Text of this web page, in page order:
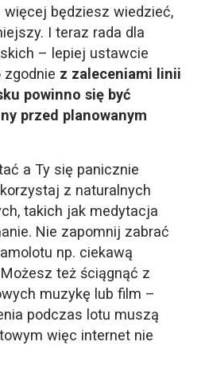
więcej będziesz wiedzieć,
I teraz rada dla
– lepiej ustawcie
zgodnie z zaleceniami linii
powinno się być
przed planowanym
a Ty się panicznie
z naturalnych
takich jak medytacja
Nie zapomnij zabrać
np. ciekawą
też ściągnąć z
muzykę lub film –
podczas lotu muszą
więc internet nie